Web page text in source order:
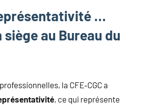
…
siège au Bureau du
la CFE‑CGC a
, ce qui représente